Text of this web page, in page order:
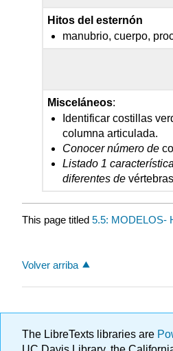
Hitos del esternón
manubrio, cuerpo,
Misceláneos:
Identificar costillas
columna articulada.
Conocer número de
Listado 1
diferentes de vértebras
This page titled 5.5: MODELOS-
Volver arriba
The LibreTexts libraries are